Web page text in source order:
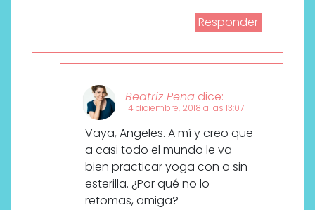
Responder
Beatriz Peña dice:
14 diciembre, 2018 a las 13:07
Vaya, Angeles. A mí y creo que
a casi todo el mundo le va
bien practicar yoga con o sin
esterilla. ¿Por qué no lo
retomas, amiga?